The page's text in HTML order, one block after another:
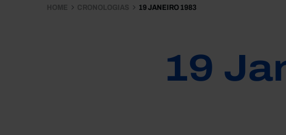
HOME CRONOLOGIAS 19 JANEIRO 1983
19